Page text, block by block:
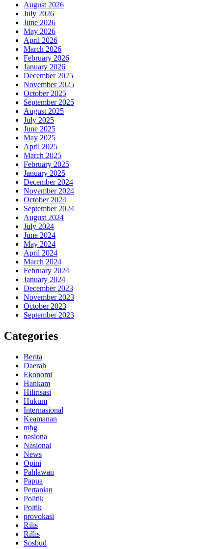
August 2026
July 2026
June 2026
May 2026
April 2026
March 2026
February 2026
January 2026
December 2025
November 2025
October 2025
September 2025
August 2025
July 2025
June 2025
May 2025
April 2025
March 2025
February 2025
January 2025
December 2024
November 2024
October 2024
September 2024
August 2024
July 2024
June 2024
May 2024
April 2024
March 2024
February 2024
January 2024
December 2023
November 2023
October 2023
September 2023
Categories
Berita
Daerah
Ekonomi
Hankam
Hilirisasi
Hukum
Internasional
Keamanan
mbg
nasiona
Nasional
News
Opini
Pahlawan
Papua
Pertanian
Politik
Poltik
provokasi
Rilis
Rillis
Sosbud